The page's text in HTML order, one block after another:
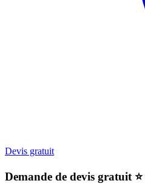
Devis gratuit
Demande de devis gratuit ⭐️